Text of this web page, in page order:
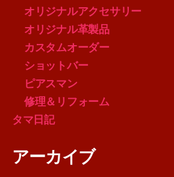
オリジナルアクセサリー
オリジナル革製品
カスタムオーダー
ショットバー
ピアスマン
修理＆リフォーム
タマ日記
アーカイブ